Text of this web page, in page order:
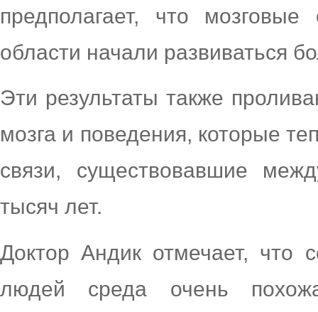
предполагает, что мозговые
области начали развиваться
Эти результаты также
мозга и поведения, которые
связи, существовавшие
тысяч лет.
Доктор Андик отмечает, что
людей среда очень